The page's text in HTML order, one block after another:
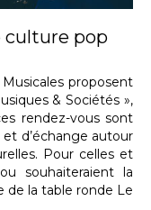
culture pop
proposent
& Sociétés »,
rendez-vous sont
d’échange autour
Pour celles et
souhaiteraient la
de la table ronde Le